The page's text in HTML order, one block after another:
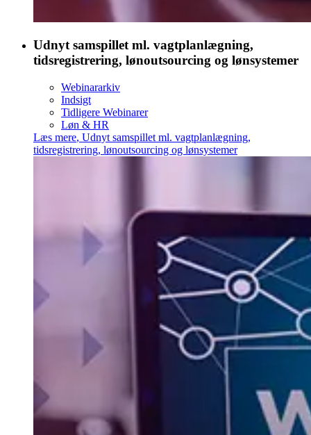
Udnyt samspillet ml. vagtplanlægning,
tidsregistrering, lønoutsourcing og lønsystemer
Webinararkiv
Indsigt
Tidligere Webinarer
Løn & HR
Læs mere, Udnyt samspillet ml. vagtplanlægning,
tidsregistrering, lønoutsourcing og lønsystemer